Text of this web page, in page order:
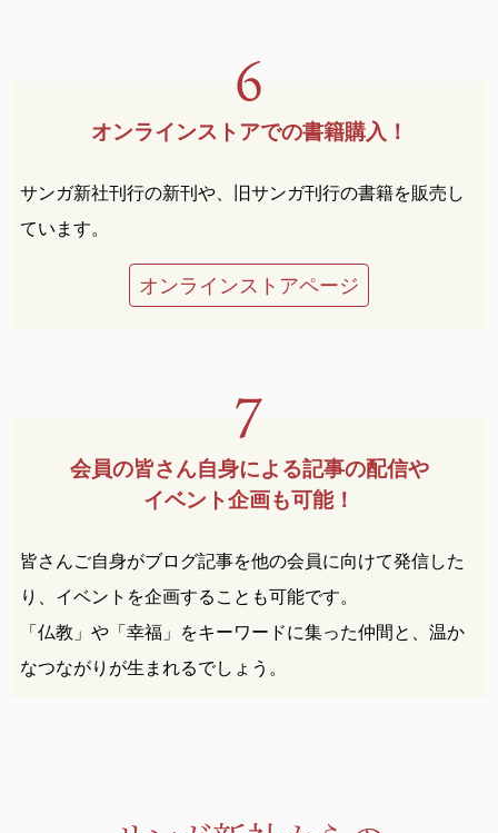
オンラインストアでの書籍購入！
サンガ新社刊行の新刊や、旧サンガ刊行の書籍を販売し
ています。
オンラインストアページ
会員の皆さん自身による記事の配信や
イベント企画も可能！
皆さんご自身がブログ記事を他の会員に向けて発信した
り、イベントを企画することも可能です。
「仏教」や「幸福」をキーワードに集った仲間と、温か
なつながりが生まれるでしょう。